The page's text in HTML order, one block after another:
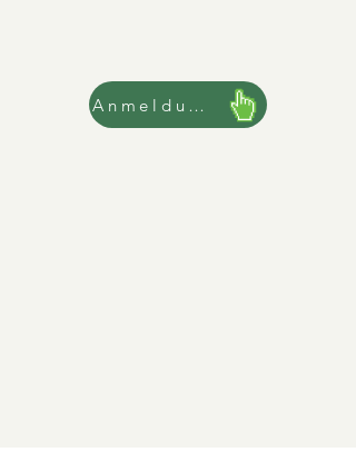
Anmeldung